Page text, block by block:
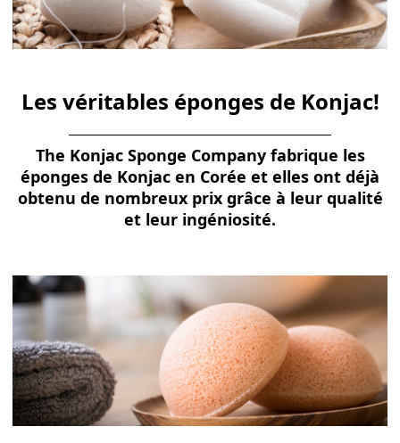
Les véritables éponges de Konjac!
The Konjac Sponge Company fabrique les
éponges de Konjac en Corée et elles ont déjà
obtenu de nombreux prix grâce à leur qualité
et leur ingéniosité.